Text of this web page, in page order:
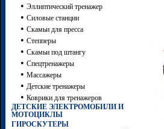
• Эллиптический тренажер
• Силовые станции
• Скамьи для пресса
• Степперы
• Скамьи под штангу
• Спецтренажеры
• Массажеры
• Детские тренажеры
• Коврики для тренажеров
ДЕТСКИЕ ЭЛЕКТРОМОБИЛИ И
МОТОЦИКЛЫ
ГИРОСКУТЕРЫ